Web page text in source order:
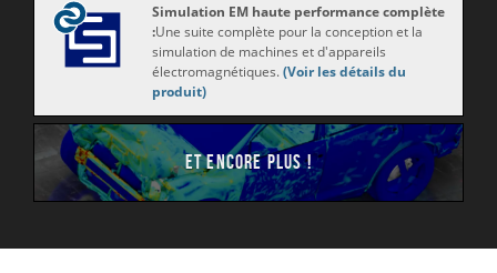
Simulation EM haute performance complète
:Une suite complète pour la conception et la
simulation de machines et d'appareils
électromagnétiques. (Voir les détails du
produit)
Et encore plus !